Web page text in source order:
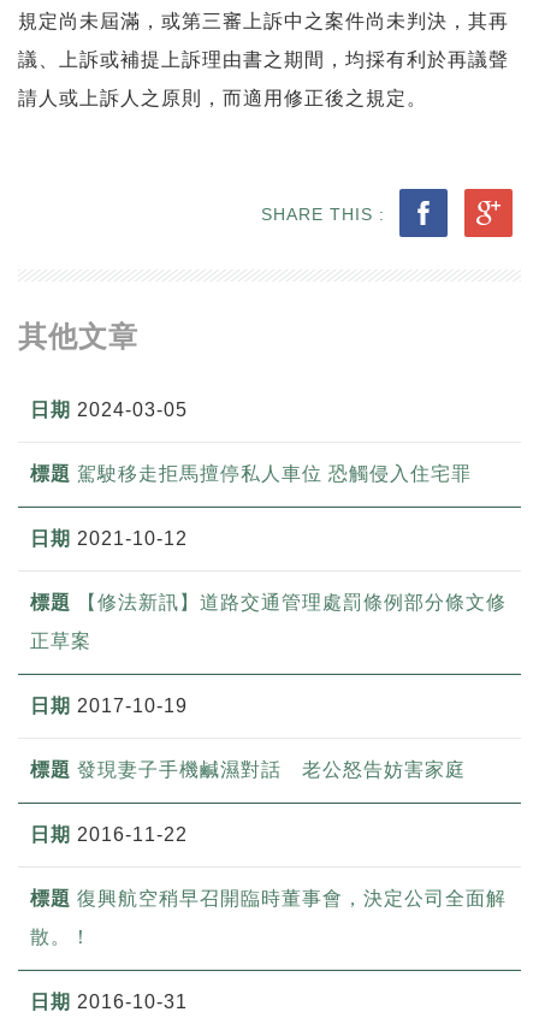
規定尚未屆滿，或第三審上訴中之案件尚未判決，其再
議、上訴或補提上訴理由書之期間，均採有利於再議聲
請人或上訴人之原則，而適用修正後之規定。
SHARE THIS :
其他文章
2024-03-05
駕駛移走拒馬擅停私人車位 恐觸侵入住宅罪
2021-10-12
【修法新訊】道路交通管理處罰條例部分條文修
正草案
2017-10-19
發現妻子手機鹹濕對話 老公怒告妨害家庭
2016-11-22
復興航空稍早召開臨時董事會，決定公司全面解
散。！
2016-10-31